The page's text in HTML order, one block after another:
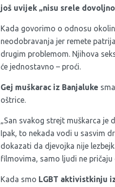
još uvijek „nisu srele
Kada govorimo o odnosu
neodobravanja jer remete
drugim problemom. Njihova
će jednostavno – proći.
Gej muškarac iz Banjaluke
oštrice.
„San svakog strejt muškarca je
Ipak, to nekada vodi u sasvim
dokazati da djevojka nije
filmovima, samo ljudi ne
Kada smo LGBT aktivistkinju